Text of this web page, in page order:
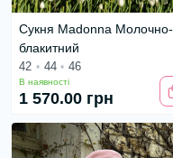
Сукня Madonna Молочно-
блакитний
42 44 46
В наявності
1 570.00 грн